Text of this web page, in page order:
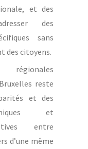
et des
des
sans
des citoyens.
régionales
reste
et des
et
entre
d’une même